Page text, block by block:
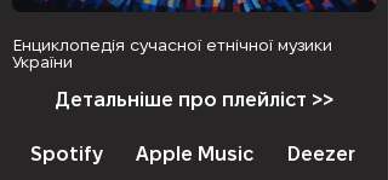
Енциклопедія сучасної етнічної музики
України
Детальніше про плейліст >>
Spotify Apple Music Deezer